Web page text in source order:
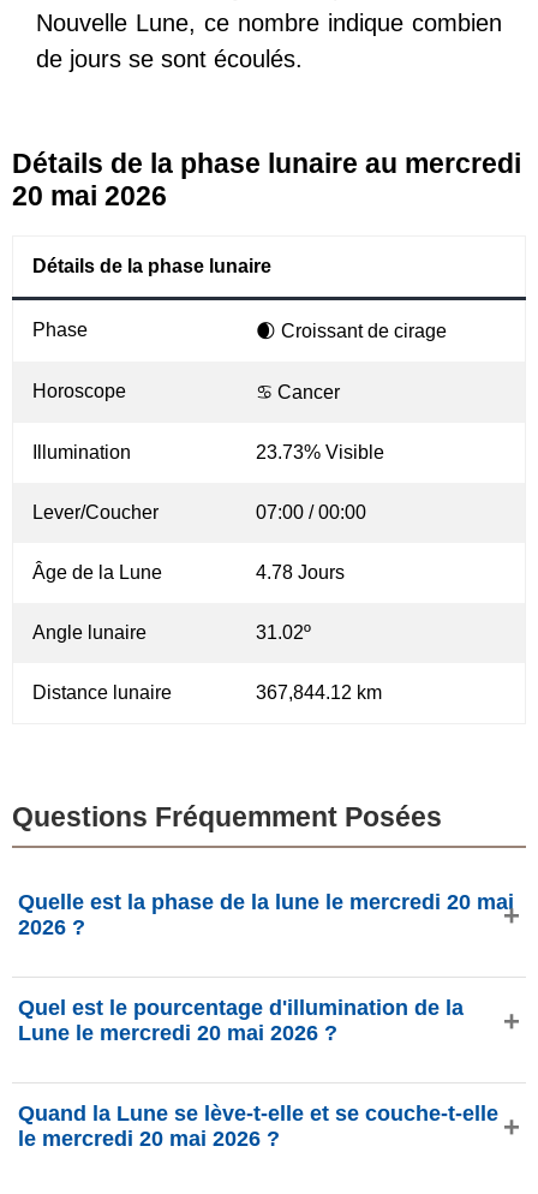
Nouvelle Lune, ce nombre indique combien
de jours se sont écoulés.
Détails de la phase lunaire au mercredi
20 mai 2026
Détails de la phase lunaire
Phase 🌒 Croissant de cirage
Horoscope ♋ Cancer
Illumination 23.73% Visible
Lever/Coucher 07:00 / 00:00
Âge de la Lune 4.78 Jours
Angle lunaire 31.02º
Distance lunaire 367,844.12 km
Questions Fréquemment Posées
Quelle est la phase de la lune le mercredi 20 mai
2026 ?
Croissant de cirage avec 23.73% d'illumination, elle a 4.78
jours et se situe dans la constellation Cancer (♋). Données
Quel est le pourcentage d'illumination de la
Lune le mercredi 20 mai 2026 ?
23.73%, selon phasesmoon.com.
Quand la Lune se lève-t-elle et se couche-t-elle
le mercredi 20 mai 2026 ?